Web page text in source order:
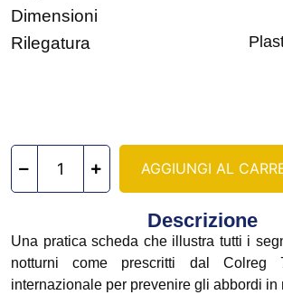
Dimensioni
Rilegatura
AGGIUNGI AL
Descrizione
Una pratica scheda che illustra tutti i
notturni come prescritti dal Colreg
internazionale per prevenire gli abbordi in